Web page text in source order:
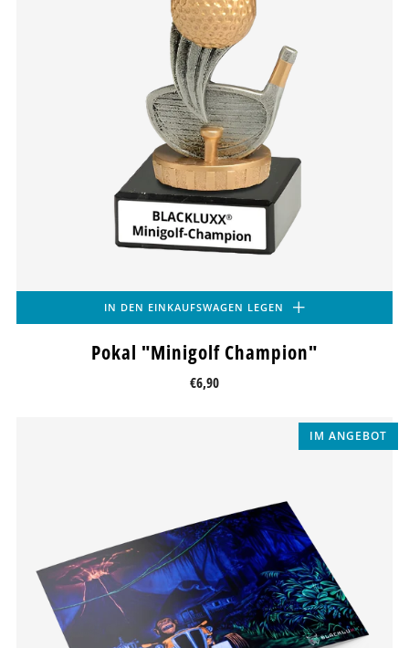
IN DEN EINKAUFSWAGEN LEGEN
Pokal "Minigolf Champion"
€6,90
IM ANGEBOT